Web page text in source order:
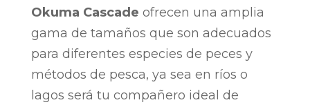
Okuma Cascade ofrecen una amplia
gama de tamaños que son adecuados
para diferentes especies de peces y
métodos de pesca, ya sea en ríos o
lagos será tu compañero ideal de